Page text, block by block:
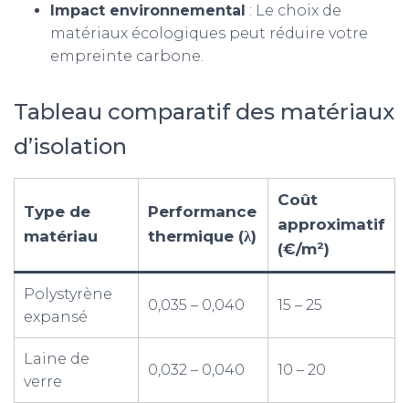
Impact environnemental : Le choix de
matériaux écologiques peut réduire votre
empreinte carbone.
Tableau comparatif des matériaux
d’isolation
Type de
matériau
Performance
thermique (λ)
Coût
approximatif
(€/m²)
Polystyrène
expansé
0,035 – 0,040 15 – 25
Laine de
verre
0,032 – 0,040 10 – 20